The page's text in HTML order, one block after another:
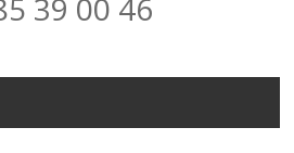
39 00 46